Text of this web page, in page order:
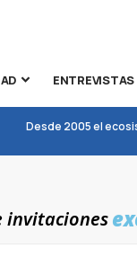
ENTREVISTAS
Desde 2005 el
invitaciones